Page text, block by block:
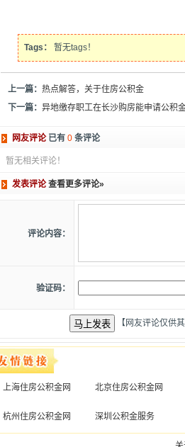
Tags： 暂无tags！
上一篇： 热点解答，关于住房公积金
下一篇： 异地缴存职工在长沙购房能申请公积
网友评论已有 0 条评论
暂无相关评论！
发表评论 查看更多评论»
评论内容：
验证码：
【网友评论仅供
上海住房公积金网 北京住房公积金网
杭州住房公积金网 深圳公积金服务